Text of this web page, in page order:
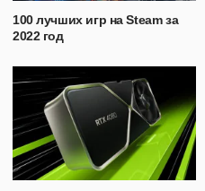
100 лучших игр на Steam за
2022 год